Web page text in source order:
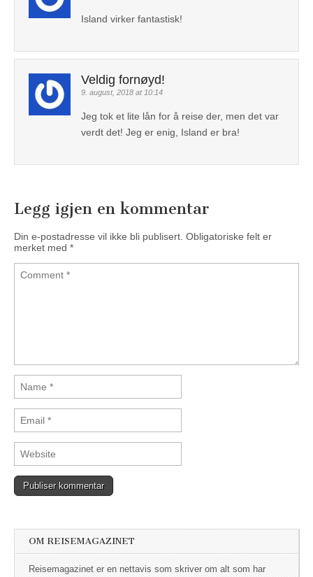
Island virker fantastisk!
Veldig fornøyd!
9. august, 2018 at 10:14
Jeg tok et lite lån for å reise der, men det var
verdt det! Jeg er enig, Island er bra!
Legg igjen en kommentar
Din e-postadresse vil ikke bli publisert. Obligatoriske felt er
merket med *
OM REISEMAGAZINET
Reisemagazinet er en nettavis som skriver om alt som har